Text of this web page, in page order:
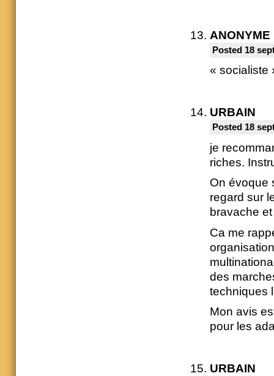
ANONYME
Posted 18
« socialiste
URBAIN
Posted 18
je
riches.
On évoque
regard sur
bravache
Ca me
des
techniques
Mon avis
pour les
URBAIN